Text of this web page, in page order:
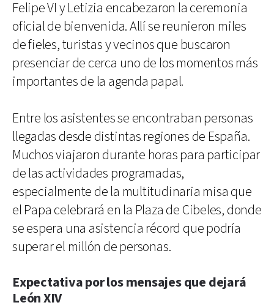
Felipe VI y Letizia encabezaron la ceremonia
oficial de bienvenida. Allí se reunieron miles
de fieles, turistas y vecinos que buscaron
presenciar de cerca uno de los momentos más
importantes de la agenda papal.
Entre los asistentes se encontraban personas
llegadas desde distintas regiones de España.
Muchos viajaron durante horas para participar
de las actividades programadas,
especialmente de la multitudinaria misa que
el Papa celebrará en la Plaza de Cibeles, donde
se espera una asistencia récord que podría
superar el millón de personas.
Expectativa por los mensajes que dejará
León XIV